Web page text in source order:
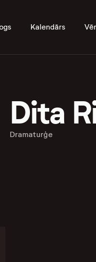
Kalendārs
Dita
Dramaturģe